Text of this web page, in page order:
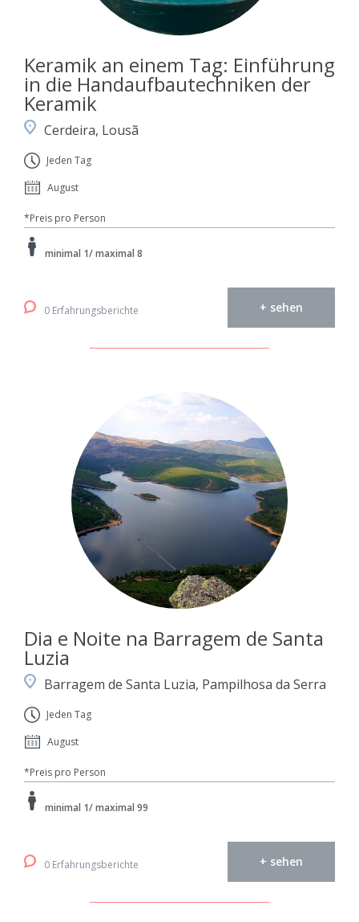
Keramik an einem Tag: Einführung
in die Handaufbautechniken der
Keramik
Cerdeira, Lousã
Jeden Tag
August
*Preis pro Person
minimal 1/ maximal 8
0 Erfahrungsberichte + sehen
Dia e Noite na Barragem de Santa
Luzia
Barragem de Santa Luzia, Pampilhosa da Serra
Jeden Tag
August
*Preis pro Person
minimal 1/ maximal 99
0 Erfahrungsberichte + sehen